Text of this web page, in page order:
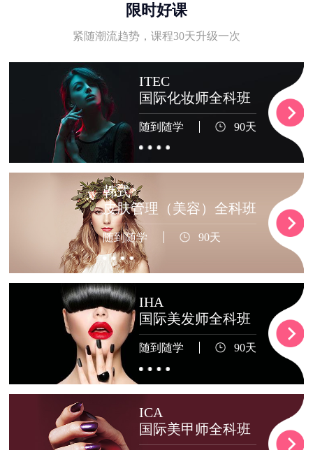
限时好课
紧随潮流趋势，课程30天升级一次
ITEC
国际化妆师全科班
随到随学 90天
韩式
皮肤管理（美容）全科班
随到随学 90天
IHA
国际美发师全科班
随到随学 90天
ICA
国际美甲师全科班